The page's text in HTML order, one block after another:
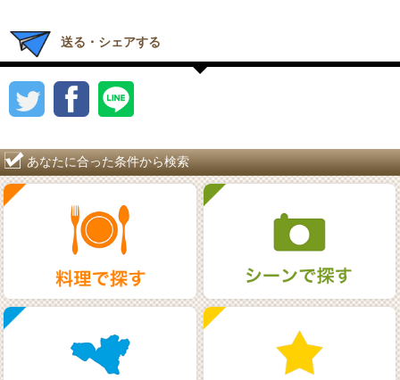
送る・シェアする
あなたに合った条件から検索